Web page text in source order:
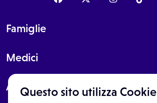
Questo sito utilizza Cookie
Famiglie
Medici
About